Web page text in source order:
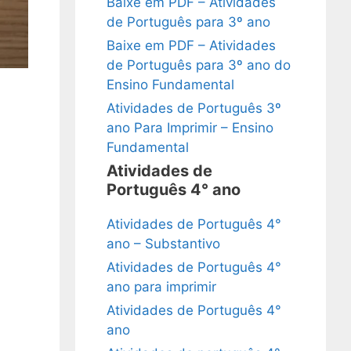
de Português para 3º ano
Baixe em PDF – Atividades
de Português para 3º ano do
Ensino Fundamental
Atividades de Português 3º
ano Para Imprimir – Ensino
Fundamental
Atividades de
Português 4° ano
Atividades de Português 4°
ano – Substantivo
Atividades de Português 4°
ano para imprimir
Atividades de Português 4°
ano